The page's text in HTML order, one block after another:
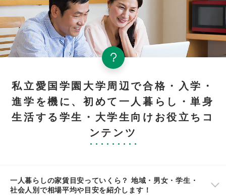
私立愛国学園大学周辺で合格・入学・
進学を機に、初めて一人暮らし・単身
生活する学生・大学生向けお役立ちコ
ンテンツ
一人暮らしの家賃目安っていくら？ 地域・男女・学生・
社会人別で相場平均や目安を紹介します！